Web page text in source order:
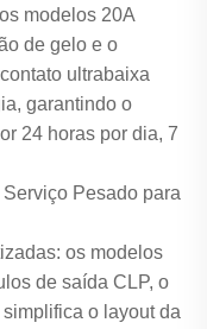
modelos 20A
de gelo e o
ultrabaixa
garantindo o
24 horas por dia, 7
Pesado para
os modelos
de saída CLP, o
o layout da